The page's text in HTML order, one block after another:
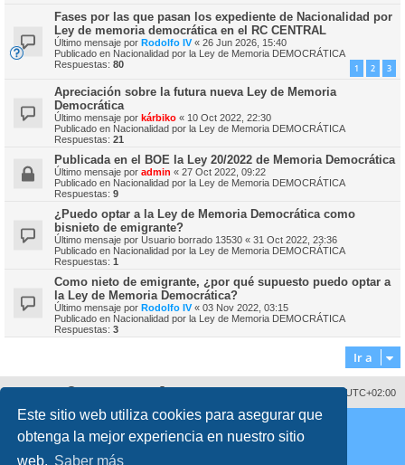
Este sitio web utiliza cookies para asegurar que
obtenga la mejor experiencia en nuestro sitio
web. Saber más
Fases por las que pasan los expediente de Nacionalidad por
Ley de memoria democrática en el RC CENTRAL
Último mensaje por Rodolfo IV« 26 Jun 2026, 15:40
Publicado en Nacionalidad por la Ley de Memoria DEMOCRÁTICA
Respuestas: 80 1 2 3
Apreciación sobre la futura nueva Ley de Memoria
Democrática
Último mensaje por kárbiko « 10 Oct 2022, 22:30
Publicado en Nacionalidad por la Ley de Memoria DEMOCRÁTICA
Respuestas: 21
Publicada en el BOE la Ley 20/2022 de Memoria Democrática
Último mensaje por admin « 27 Oct 2022, 09:22
Publicado en Nacionalidad por la Ley de Memoria DEMOCRÁTICA
Respuestas: 9
¿Puedo optar a la Ley de Memoria Democrática como
bisnieto de emigrante?
Último mensaje por Usuario borrado 13530 « 31 Oct 2022, 23:36
Publicado en Nacionalidad por la Ley de Memoria DEMOCRÁTICA
Respuestas: 1
Como nieto de emigrante, ¿por qué supuesto puedo optar a
la Ley de Memoria Democrática?
Último mensaje por Rodolfo IV« 03 Nov 2022, 03:15
Publicado en Nacionalidad por la Ley de Memoria DEMOCRÁTICA
Respuestas: 3
Ir a
UTC+02:00
Copyright © 2008 - 2026 www.fororegistrocivil.es Todos los derechos reservados.
Desarrollado porphpBB® Forum Software © phpBB Limited
Traducción al español por